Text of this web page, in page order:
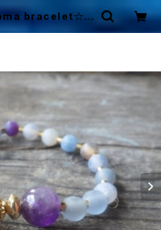
bracelet☆ド
ロマディフューザ